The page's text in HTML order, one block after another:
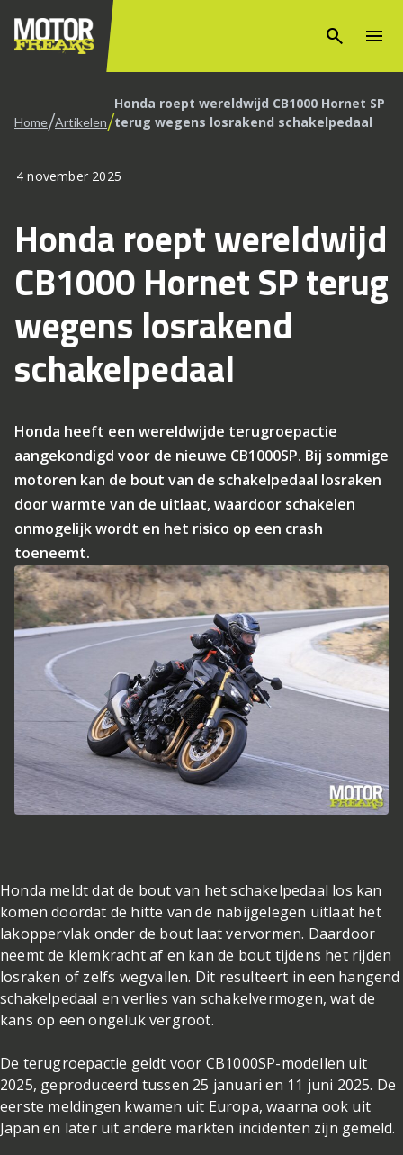
search menu
Home/Artikelen/Honda roept wereldwijd CB1000 Hornet SP
terug wegens losrakend schakelpedaal
4 november 2025
Honda roept wereldwijd
CB1000 Hornet SP terug
wegens losrakend
schakelpedaal
Honda heeft een wereldwijde terugroepactie
aangekondigd voor de nieuwe CB1000SP. Bij sommige
motoren kan de bout van de schakelpedaal losraken
door warmte van de uitlaat, waardoor schakelen
onmogelijk wordt en het risico op een crash
toeneemt.
Honda meldt dat de bout van het schakelpedaal los kan
komen doordat de hitte van de nabijgelegen uitlaat het
lakoppervlak onder de bout laat vervormen. Daardoor
neemt de klemkracht af en kan de bout tijdens het rijden
losraken of zelfs wegvallen. Dit resulteert in een hangend
schakelpedaal en verlies van schakelvermogen, wat de
kans op een ongeluk vergroot.
De terugroepactie geldt voor CB1000SP-modellen uit
2025, geproduceerd tussen 25 januari en 11 juni 2025. De
eerste meldingen kwamen uit Europa, waarna ook uit
Japan en later uit andere markten incidenten zijn gemeld.